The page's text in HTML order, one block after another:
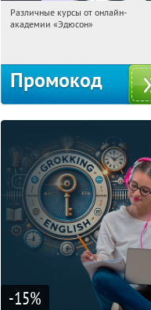
11:02:56 Получили:
Различные курсы от онлайн-
академии «Эдюсон»
Промокод
-15%